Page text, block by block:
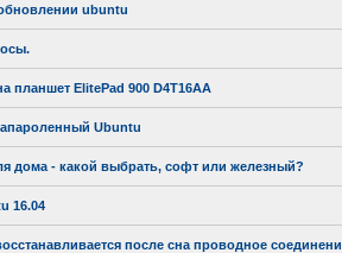
ubuntu
планшет ElitePad 900 D4T16AA
Ubuntu
дома - какой выбрать, софт или железный?
16.04
после сна проводное